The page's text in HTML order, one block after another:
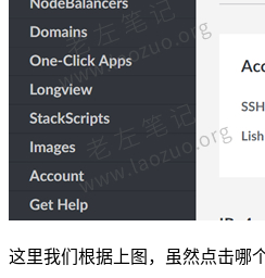
这里我们根据上图，虽然点击哪